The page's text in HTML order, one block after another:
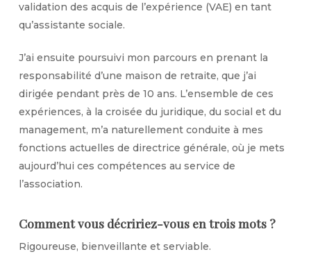
validation des acquis de l’expérience (VAE) en tant
qu’assistante sociale.
J’ai ensuite poursuivi mon parcours en prenant la
responsabilité d’une maison de retraite, que j’ai
dirigée pendant près de 10 ans. L’ensemble de ces
expériences, à la croisée du juridique, du social et du
management, m’a naturellement conduite à mes
fonctions actuelles de directrice générale, où je mets
aujourd’hui ces compétences au service de
l’association.
Comment vous décririez-vous en trois mots ?
Rigoureuse, bienveillante et serviable.